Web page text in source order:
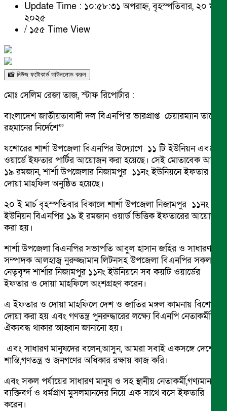
Update Time : ১০:৫৮:৩১ অপরাহ্ন, বৃহস্পতিবার, ২০ মার্চ
২০২৫
/ ১৫৫ Time View
📸 নিউজ ফটোকার্ড ডাউনলোড করুন
মোঃ সেলিম রেজা তাজ, স্টাফ রিপোর্টার :
বাংলাদেশ জাতীয়তাবাদী দল বিএনপি’র ভারপ্রাপ্ত চেয়ারম্যান তারেক
রহমানের নির্দেশে”’
যশোরের শার্শা উপজেলা বিএনপির উদ্যোগে ১১ টি ইউনিয়ন এবং
ওয়ার্ডে ইফতার পার্টির আয়োজন করা হয়েছে। সেই মোতাবেক আজ
১৯ রমজান, শার্শা উপজেলার নিজামপুর ১১নং ইউনিয়নে ইফতার ও
দোয়া মাহফিল অনুষ্ঠিত হয়েছে।
২০ ই মার্চ বৃহস্পতিবার বিকালে শার্শা উপজেলা নিজামপুর ১১নং
ইউনিয়ন বিএনপির ১৯ ই রমজান ওয়ার্ড ভিত্তিক ইফতারের আয়োজন
করা হয়।
শার্শা উপজেলা বিএনপির সভাপতি আবুল হাসান জহির ও সাধারণ
সম্পাদক আলহাজ্ব নুরুজ্জামান লিটনসহ উপজেলা বিএনপির সকল
নেতৃবৃন্দ শার্শার নিজামপুর ১১নং ইউনিয়নে সব কয়টি ওয়ার্ডের
ইফতার ও দোয়া মাহফিলে অংশগ্রহণ করেন।
এ ইফতার ও দোয়া মাহফিলে দেশ ও জাতির মঙ্গল কামনায় বিশেষ
দোয়া করা হয় এবং গণতন্ত্র পুনরুদ্ধারের লক্ষ্যে বিএনপি নেতাকর্মীদের
ঐক্যবদ্ধ থাকার আহ্বান জানানো হয়।
এবং সাধারণ মানুষদের বলেন,আসুন, আমরা সবাই একসঙ্গে দেশের
শান্তি,গণতন্ত্র ও জনগণের অধিকার রক্ষায় কাজ করি।
এবং সকল পর্যায়ের সাধারণ মানুষ ও সহ স্থানীয় নেতাকর্মী,গণ্যমান্য
ব্যক্তিবর্গ ও ধর্মপ্রাণ মুসলমানদের নিয়ে এক সাথে বসে ইফতারি
করেন।